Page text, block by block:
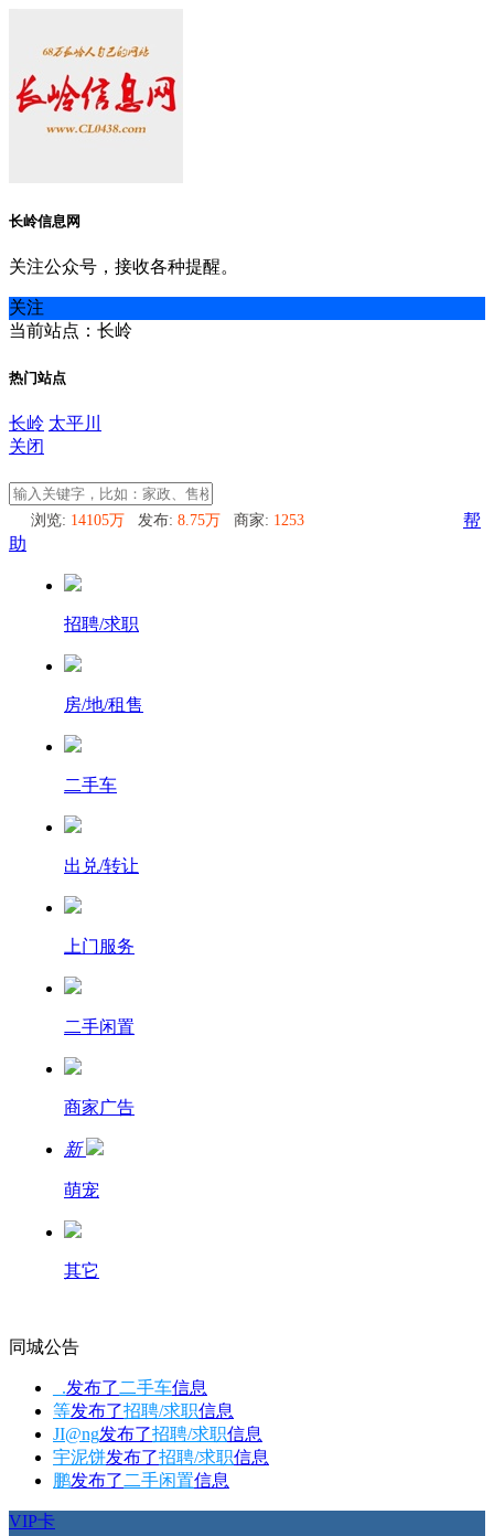
长岭信息网
关注公众号，接收各种提醒。
关注
当前站点：长岭
热门站点
长岭 太平川
关闭
浏览: 14105万 发布: 8.75万 商家: 1253
帮
助
招聘/求职
房/地/租售
二手车
出兑/转让
上门服务
二手闲置
商家广告
新
萌宠
其它
同城公告
_.发布了 二手车信息
等发布了招聘/求职信息
JI@ng发布了招聘/求职信息
宇泥饼发布了招聘/求职信息
鹏发布了 二手闲置信息
VIP卡